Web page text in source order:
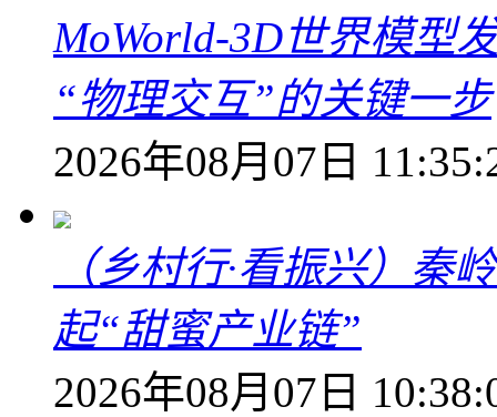
MoWorld-3D世界模型
“物理交互”的关键一步
2026年08月07日
（乡村行·看振兴）秦
起“甜蜜产业链”
2026年08月07日